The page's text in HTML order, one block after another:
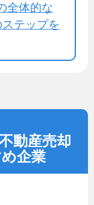
全体的な
テップを
動産売却
企業